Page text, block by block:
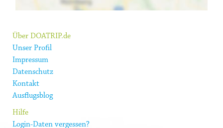
Über DOATRIP.de
Unser Profil
Impressum
Datenschutz
Kontakt
Ausflugsblog
Hilfe
Login-Daten vergessen?